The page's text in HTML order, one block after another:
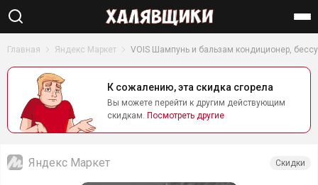
Найти
Главная Яндекс Маркет VOIS Шампунь и бальзам кондиционер,
К сожалению, эта скидка сгорела
Вы можете перейти к другим действующим
скидкам. Посмотреть другие
Яндекс Маркет Скидки